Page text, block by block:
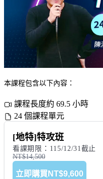
本課程包含以下內容：
課程長度約 69.5 小時
24 個課程單元
[地特]特攻班
看課期限：115/12/31截止
NT$14,500
立即購買 NT$9,600